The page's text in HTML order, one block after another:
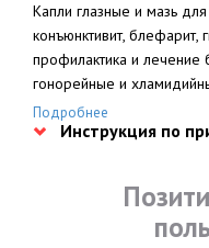
Капли глазные и мазь
конъюнктивит, блефарит,
профилактика и
гонорейные и
Раствор для инъекций:
инфекции
Подробнее
Инструкция по